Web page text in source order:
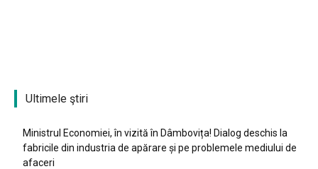
Ultimele ştiri
Ministrul Economiei, în vizită în Dâmbovița! Dialog deschis la
fabricile din industria de apărare și pe problemele mediului de
afaceri